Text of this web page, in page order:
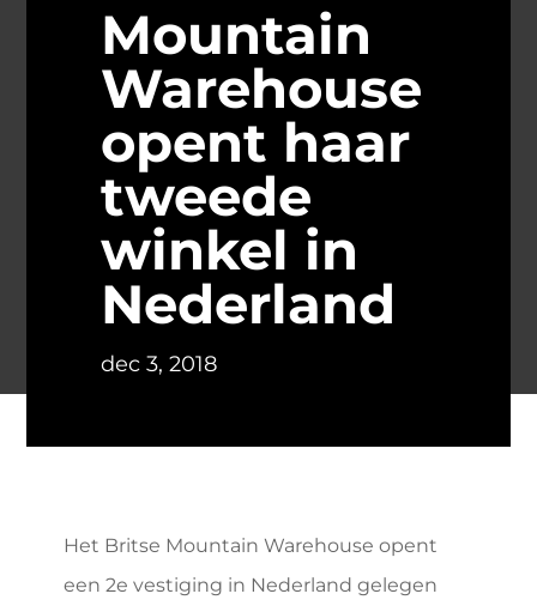
Mountain
Warehouse
opent haar
tweede
winkel in
Nederland
dec 3, 2018
Het Britse Mountain Warehouse opent
een 2e vestiging in Nederland gelegen